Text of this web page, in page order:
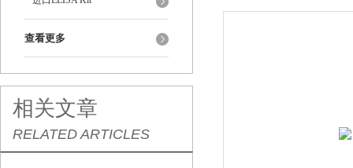
查看更多
相关文章
RELATED ARTICLES